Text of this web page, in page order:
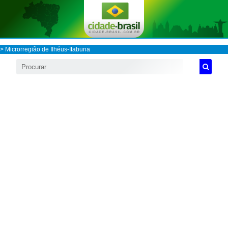
> Microrregião de Ilhéus-Itabuna